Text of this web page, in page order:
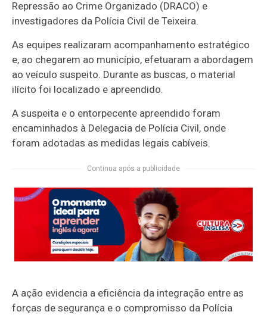
Repressão ao Crime Organizado (DRACO) e
investigadores da Polícia Civil de Teixeira.
As equipes realizaram acompanhamento estratégico
e, ao chegarem ao município, efetuaram a abordagem
ao veículo suspeito. Durante as buscas, o material
ilícito foi localizado e apreendido.
A suspeita e o entorpecente apreendido foram
encaminhados à Delegacia de Polícia Civil, onde
foram adotadas as medidas legais cabíveis.
Continua após a publicidade
A ação evidencia a eficiência da integração entre as
forças de segurança e o compromisso da Polícia